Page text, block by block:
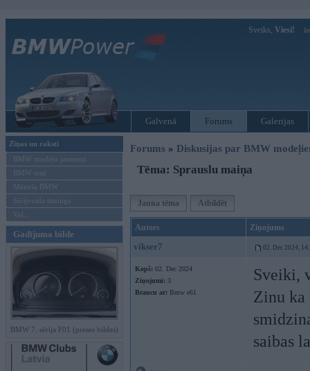
Sveiks, Viesi!
Galvenā Forums Galerijas
Ziņas un raksti
BMW modeļu jaunumi
BMW testi
Mēneša BMW
Sērijveida tūnings
Vel...
Gadījuma bilde
BMW 7. sērija F01 (preses bildes)
Forums » Diskusijas par BMW
Tēma: Sprauslu maiņa
Jauna tēma Atbildēt
Autors Ziņojums
vikser7 02. Dec 2024,
Kopš: 02. Dec 2024
Ziņojumi: 3
Braucu ar: Bmw e61
Sveiki,
Zinu ka
saibas